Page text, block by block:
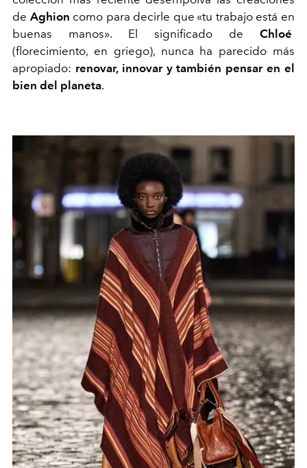
de Aghion como para decirle que «tu trabajo está en
buenas manos». El significado de Chloé
(florecimiento, en griego), nunca ha parecido más
apropiado: renovar, innovar y también pensar en el
bien del planeta.